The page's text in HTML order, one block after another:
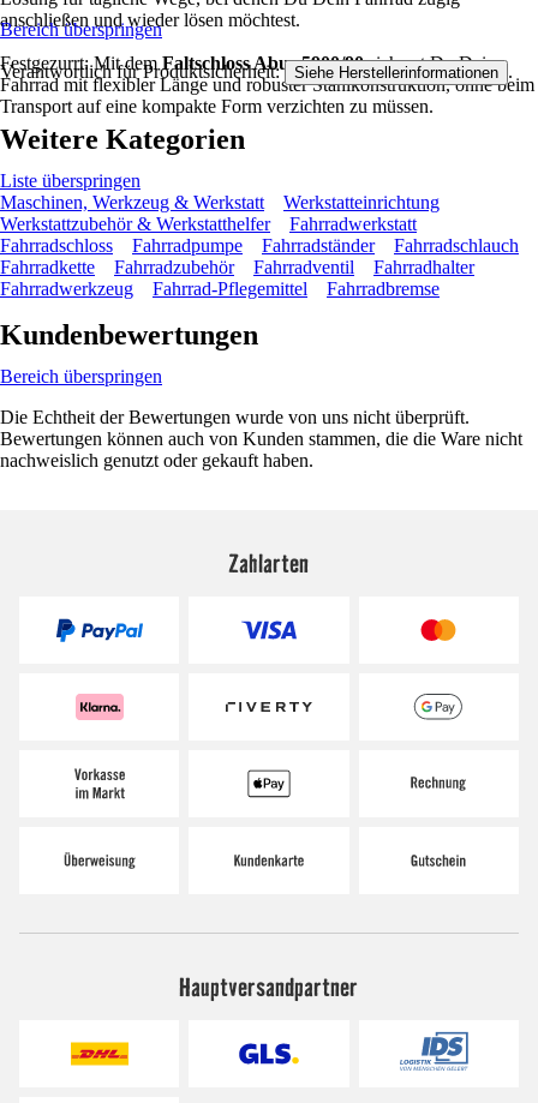
anschließen und wieder lösen möchtest.
Festgezurrt: Mit dem Faltschloss Abus 5900/90sicherst Du Dein
Fahrrad mit flexibler Länge und robuster Stahlkonstruktion, ohne beim
Transport auf eine kompakte Form verzichten zu müssen.
Bereich überspringen
Verantwortlich für Produktsicherheit: Siehe Herstellerinformationen .
Weitere Kategorien
Liste überspringen
Maschinen, Werkzeug & Werkstatt
Werkstatteinrichtung
Werkstattzubehör & Werkstatthelfer
Fahrradwerkstatt
Fahrradschloss
Fahrradpumpe Fahrradständer
Fahrradschlauch
Fahrradkette
Fahrradzubehör Fahrradventil
Fahrradhalter
Fahrradwerkzeug
Fahrrad-Pflegemittel Fahrradbremse
Kundenbewertungen
Bereich überspringen
Die Echtheit der Bewertungen wurde von uns nicht überprüft.
Bewertungen können auch von Kunden stammen, die die Ware nicht
nachweislich genutzt oder gekauft haben.
Zahlarten
Hauptversandpartner